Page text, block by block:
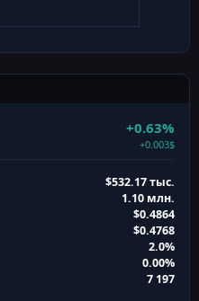
+0.63%
+0.003$
$532.17 тыс.
1.10 млн.
$0.4864
$0.4768
2.0%
0.00%
7 197